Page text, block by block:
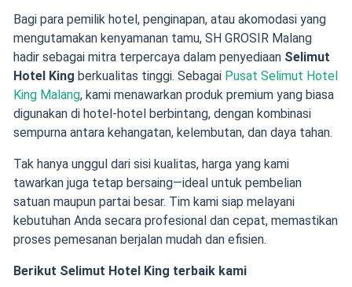
Bagi para pemilik hotel, penginapan, atau akomodasi yang
mengutamakan kenyamanan tamu, SH GROSIR Malang
hadir sebagai mitra terpercaya dalam penyediaan Selimut
Hotel King berkualitas tinggi. Sebagai Pusat Selimut Hotel
King Malang, kami menawarkan produk premium yang biasa
digunakan di hotel-hotel berbintang, dengan kombinasi
sempurna antara kehangatan, kelembutan, dan daya tahan.
Tak hanya unggul dari sisi kualitas, harga yang kami
tawarkan juga tetap bersaing—ideal untuk pembelian
satuan maupun partai besar. Tim kami siap melayani
kebutuhan Anda secara profesional dan cepat, memastikan
proses pemesanan berjalan mudah dan efisien.
Berikut Selimut Hotel King terbaik kami